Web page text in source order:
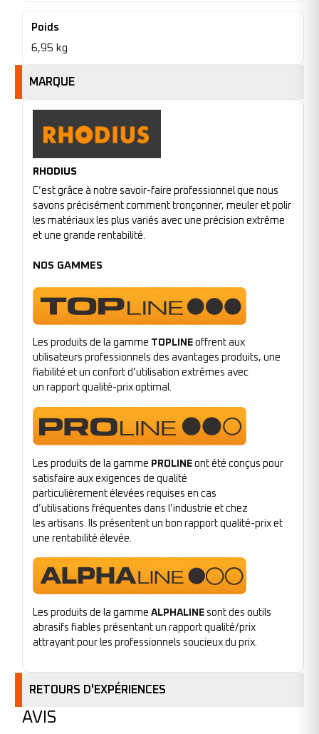
Poids
6,95 kg
MARQUE
RHODIUS
C’est grâce à notre savoir-faire professionnel que nous
savons précisément comment tronçonner, meuler et polir
les matériaux les plus variés avec une précision extrême
et une grande rentabilité.
NOS GAMMES
Les produits de la gamme TOPLINE offrent aux
utilisateurs professionnels des avantages produits, une
fiabilité et un confort d’utilisation extrêmes avec
un rapport qualité-prix optimal.
Les produits de la gamme PROLINE ont été conçus pour
satisfaire aux exigences de qualité
particulièrement élevées requises en cas
d’utilisations fréquentes dans l’industrie et chez
les artisans. Ils présentent un bon rapport qualité-prix et
une rentabilité élevée.
Les produits de la gamme ALPHALINE sont des outils
abrasifs fiables présentant un rapport qualité/prix
attrayant pour les professionnels soucieux du prix.
RETOURS D'EXPÉRIENCES
AVIS